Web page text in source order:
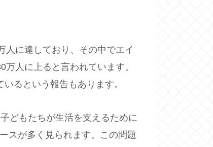
人に達しており、その中でエイ
人に上ると言われています。
るという報告もあります。
どもたちが生活を支えるために
スが多く見られます。この問題